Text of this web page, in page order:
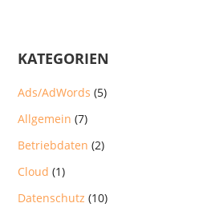
KATEGORIEN
Ads/AdWords (5)
Allgemein (7)
Betriebdaten (2)
Cloud (1)
Datenschutz (10)